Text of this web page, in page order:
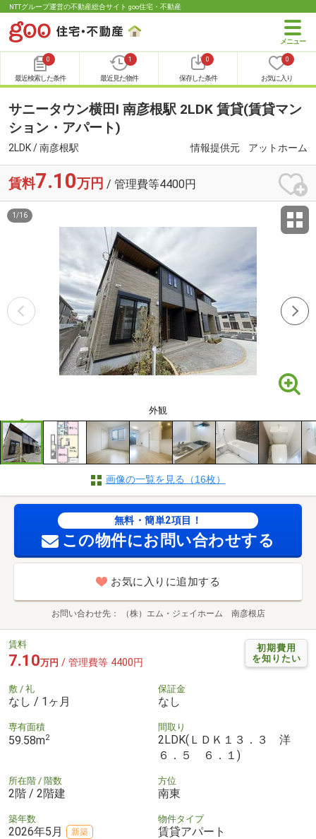
NTTグループ運営の不動産総合サイト goo住宅・不動産
0
最近検索した条件
1
最近見た物件
0
保存した条件
0
お気に入り
サニータウン横田Ⅰ 南彦根駅 2LDK 賃貸(賃貸マン
ション・アパート)
2LDK / 南彦根駅 情報提供元 アットホーム
賃料7.10万円 / 管理費等4400円
外観
1 /16
画像の一覧を見る（16枚）
無料・簡単2項目！
この物件にお問い合わせする
お気に入りに追加する
お問い合わせ先 （株）エム・ジェイホーム 南彦根店
初期費用
を知りたい
賃料
7.10万円 / 管理費等 4400円
敷 / 礼
なし / 1ヶ月
保証金
なし
専有面積
59.58m2
間取り
2LDK(ＬＤＫ１３．３ 洋
６．５ ６．１)
所在階 / 階数
2階 / 2階建
方位
南東
築年数
2026年5月 新築
物件タイプ
賃貸アパート